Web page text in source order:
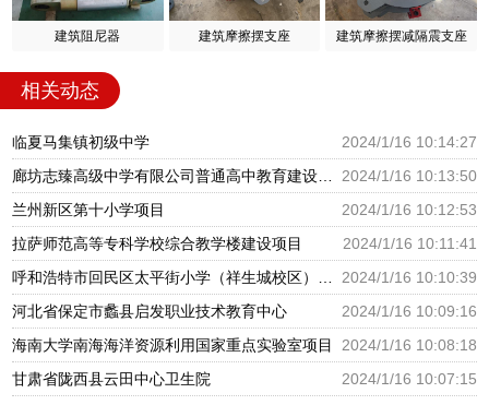
建筑阻尼器 建筑摩擦摆支座 建筑摩擦摆减隔震支座
相关动态
临夏马集镇初级中学
2024/1/16 10:14:27
2024/1/16 10:13:50
兰州新区第十小学项目
2024/1/16 10:12:53
拉萨师范高等专科学校综合教学楼建设项目
2024/1/16 10:11:41
2024/1/16 10:10:39
河北省保定市蠡县启发职业技术教育中心
2024/1/16 10:09:16
海南大学南海海洋资源利用国家重点实验室项目
2024/1/16 10:08:18
甘肃省陇西县云田中心卫生院
2024/1/16 10:07:15